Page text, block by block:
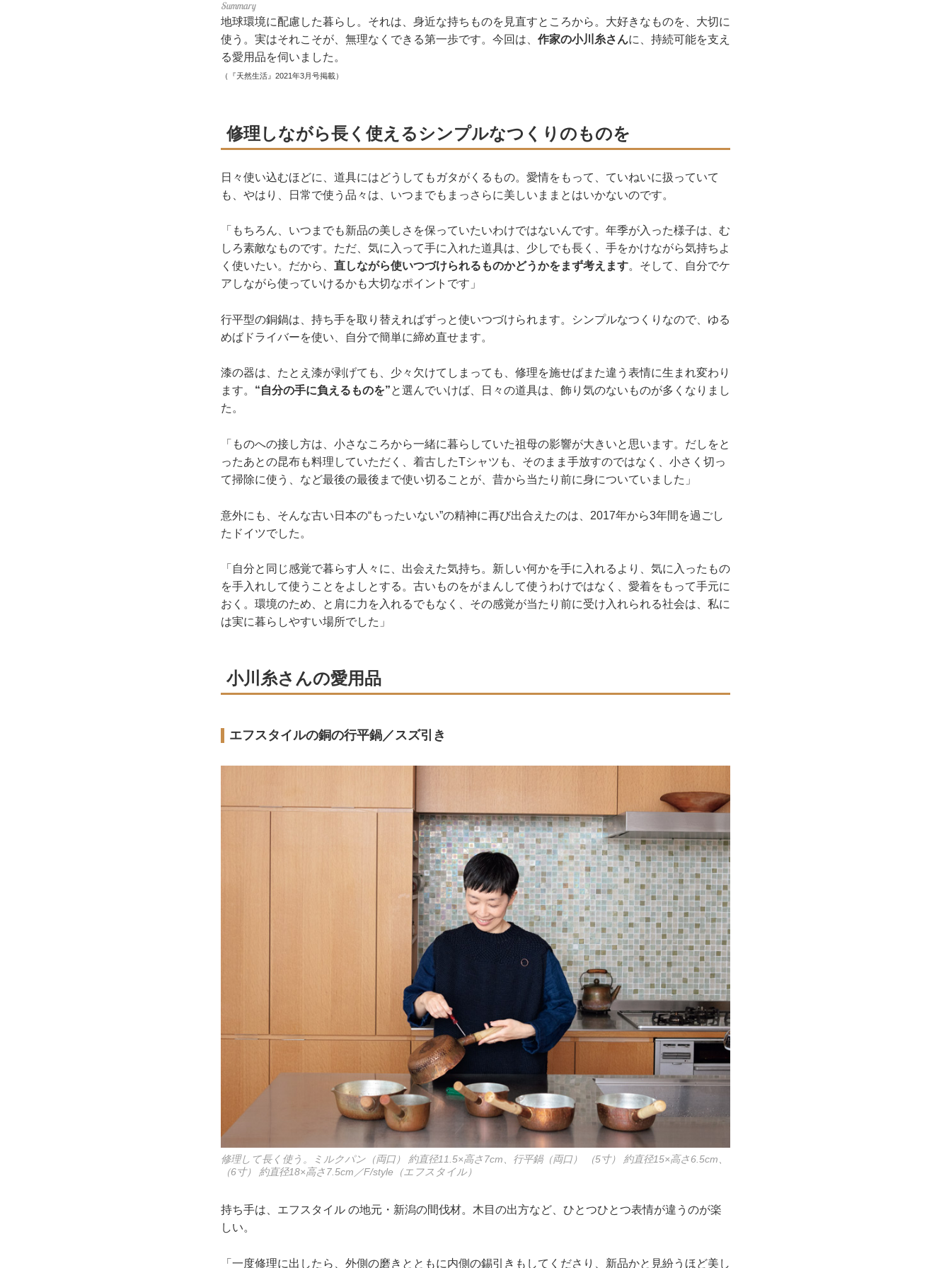
地球環境に配慮した暮らし。それは、身近な持ちものを見直すところから。大好きなものを、大切に
使う。実はそれこそが、無理なくできる第一歩です。今回は、 作家の小川糸さんに、持続可能を支え
る愛用品を伺いました。
（『天然生活』2021年3月号掲載）
修理しながら長く使えるシンプルなつくりのものを
日々使い込むほどに、道具にはどうしてもガタがくるもの。愛情をもって、ていねいに扱っていて
も、やはり、日常で使う品々は、いつまでもまっさらに美しいままとはいかないのです。
「もちろん、いつまでも新品の美しさを保っていたいわけではないんです。年季が入った様子は、む
しろ素敵なものです。ただ、気に入って手に入れた道具は、少しでも長く、手をかけながら気持ちよ
く使いたい。だから、 直しながら使いつづけられるものかどうかをまず考えます。そして、自分でケ
アしながら使っていけるかも大切なポイントです」
行平型の銅鍋は、持ち手を取り替えればずっと使いつづけられます。シンプルなつくりなので、ゆる
めばドライバーを使い、自分で簡単に締め直せます。
漆の器は、たとえ漆が剥げても、少々欠けてしまっても、修理を施せばまた違う表情に生まれ変わり
ます。 “自分の手に負えるものを”と選んでいけば、日々の道具は、飾り気のないものが多くなりまし
た。
「ものへの接し方は、小さなころから一緒に暮らしていた祖母の影響が大きいと思います。だしをと
ったあとの昆布も料理していただく、着古したTシャツも、そのまま手放すのではなく、小さく切っ
て掃除に使う、など最後の最後まで使い切ることが、昔から当たり前に身についていました」
意外にも、そんな古い日本の“もったいない”の精神に再び出合えたのは、2017年から3年間を過ごし
たドイツでした。
「自分と同じ感覚で暮らす人々に、出会えた気持ち。新しい何かを手に入れるより、気に入ったもの
を手入れして使うことをよしとする。古いものをがまんして使うわけではなく、愛着をもって手元に
おく。環境のため、と肩に力を入れるでもなく、その感覚が当たり前に受け入れられる社会は、私に
は実に暮らしやすい場所でした」
小川糸さんの愛用品
エフスタイルの銅の行平鍋／スズ引き
修理して長く使う。ミルクパン（両口） 約直径11.5×高さ7cm、行平鍋（両口） （5寸） 約直径15×高さ6.5cm、
（6寸） 約直径18×高さ7.5cm／F/style（エフスタイル）
持ち手は、エフスタイル の地元・新潟の間伐材。木目の出方など、ひとつひとつ表情が違うのが楽
しい。
「一度修理に出したら、外側の磨きとともに内側の錫引きもしてくださり、新品かと見紛うほど美し